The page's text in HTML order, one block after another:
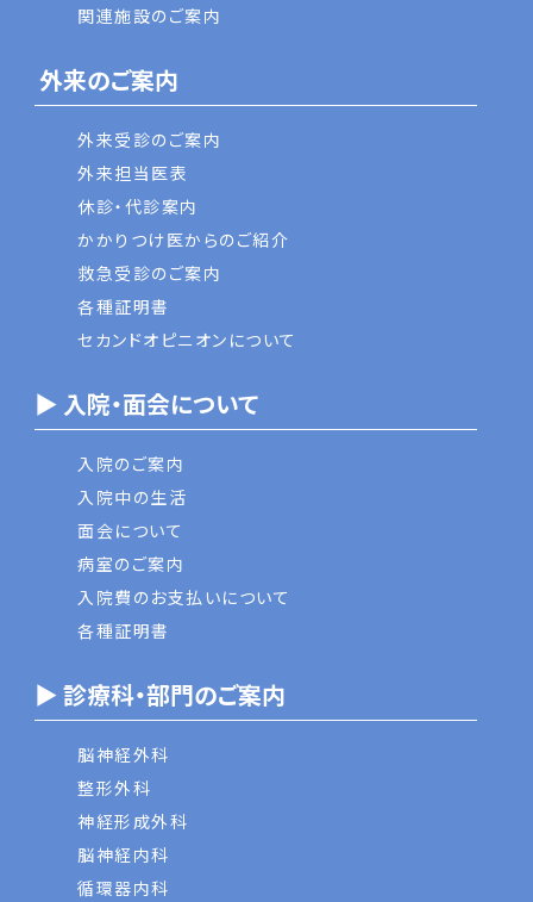
関連施設のご案内
外来のご案内
外来受診のご案内
外来担当医表
休診・代診案内
かかりつけ医からのご紹介
救急受診のご案内
各種証明書
セカンドオピニオンについて
▶ 入院・面会について
入院のご案内
入院中の生活
面会について
病室のご案内
入院費のお支払いについて
各種証明書
▶ 診療科・部門のご案内
脳神経外科
整形外科
神経形成外科
脳神経内科
循環器内科